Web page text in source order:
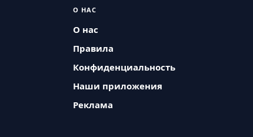
О НАС
О нас
Правила
Конфиденциальность
Наши приложения
Реклама